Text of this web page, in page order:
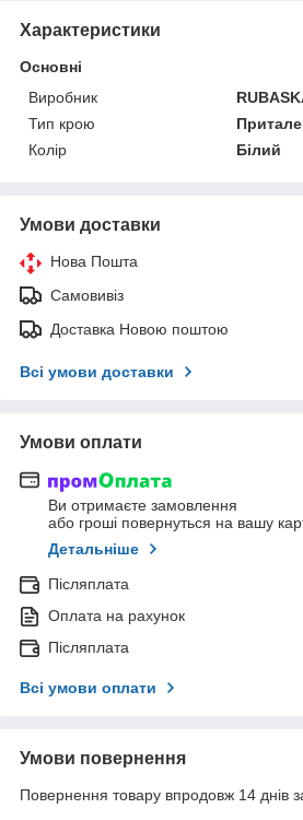
Характеристики
Основні
Виробник
Тип крою
Колір
Білий
Умови доставки
Нова Пошта
Самовивіз
Доставка Новою поштою
Всі умови доставки
Умови оплати
Ви отримаєте замовлення
або гроші повернуться на вашу
Детальніше
Післяплата
Оплата на рахунок
Післяплата
Всі умови оплати
Умови повернення
Повернення товару впродовж 14 днів